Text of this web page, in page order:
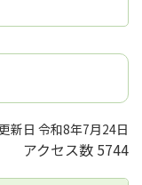
新日 令和8年7月24日
アクセス数 5744